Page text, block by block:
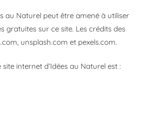
au Naturel peut être amené à utiliser
gratuites sur ce site. Les crédits des
unsplash.com et pexels.com.
internet d’Idées au Naturel est :